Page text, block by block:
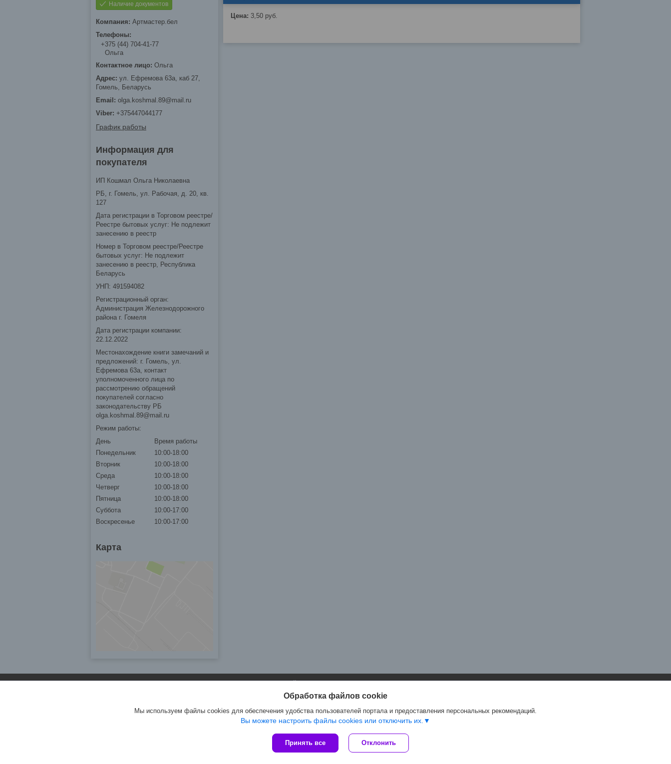
Цена: 3,50 руб.
Наличие документов
Артмастер.бел
+375 (44) 704-41-77
Ольга
Ольга
ул. Ефремова 63а, каб 27,
Гомель, Беларусь
olga.koshmal.89@mail.ru
+375447044177
График работы
Информация для
покупателя
ИП Кошмал Ольга Николаевна
РБ, г. Гомель, ул. Рабочая, д. 20, кв.
127
Дата регистрации в Торговом реестре/
Реестре бытовых услуг: Не подлежит
занесению в реестр
Номер в Торговом реестре/Реестре
бытовых услуг: Не подлежит
занесению в реестр, Республика
Беларусь
УНП: 491594082
Регистрационный орган:
Администрация Железнодорожного
района г. Гомеля
Дата регистрации компании:
22.12.2022
Местонахождение книги замечаний и
предложений: г. Гомель, ул.
Ефремова 63а, контакт
уполномоченного лица по
рассмотрению обращений
покупателей согласно
законодательству РБ
olga.koshmal.89@mail.ru
Режим работы:
День
Время работы
Понедельник
10:00-18:00
Вторник
10:00-18:00
Среда
10:00-18:00
Четверг
10:00-18:00
Пятница
10:00-18:00
Суббота
10:00-17:00
Воскресенье
10:00-17:00
Карта
Сайт создан на платформе Deal.by
Политика обработки файлов cookies
Обработка файлов cookie
Мы используем файлы cookies для обеспечения удобства пользователей портала и предоставления персональных рекомендаций.
Вы можете настроить файлы cookies или отключить их.
Принять все Отклонить
Артмастер.бел |
Пожаловаться на контент
Select Language ▼